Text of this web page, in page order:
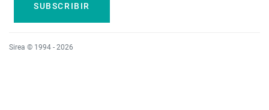
SUBSCRIBIR
Sirea © 1994 - 2026